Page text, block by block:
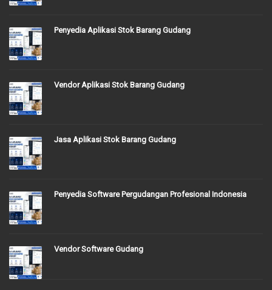
Penyedia Aplikasi Stok Barang Gudang
Vendor Aplikasi Stok Barang Gudang
Jasa Aplikasi Stok Barang Gudang
Penyedia Software Pergudangan Profesional Indonesia
Vendor Software Gudang